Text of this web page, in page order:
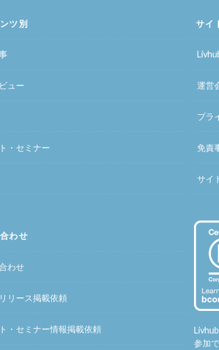
ツ別
ュー
・セミナー
わせ
わせ
リース掲載依頼
・セミナー情報掲載依頼
サイ
運営
プラ
免責
サイ
参加